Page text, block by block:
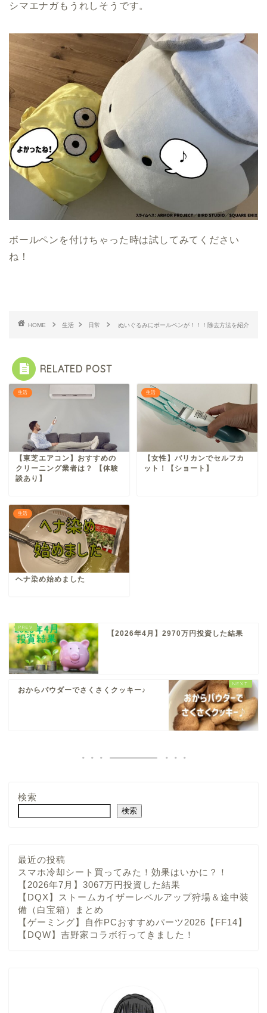
シマエナガもうれしそうです。
ボールペンを付けちゃった時は試してみてください
ね！
HOME 生活 日常 ぬいぐるみにボールペンが！！！除去方法を紹介
RELATED POST
生活
【東芝エアコン】おすすめの
クリーニング業者は？ 【体験
談あり】
生活
【女性】バリカンでセルフカ
ット！【ショート】
生活
ヘナ染め始めました
【2026年4月】2970万円投資した結果
おからパウダーでさくさくクッキー♪
検索
検索
最近の投稿
スマホ冷却シート買ってみた！効果はいかに？！
【2026年7月】3067万円投資した結果
【DQX】ストームカイザーレベルアップ狩場＆途中装
備（白宝箱）まとめ
【ゲーミング】自作PCおすすめパーツ2026【FF14】
【DQW】吉野家コラボ行ってきました！